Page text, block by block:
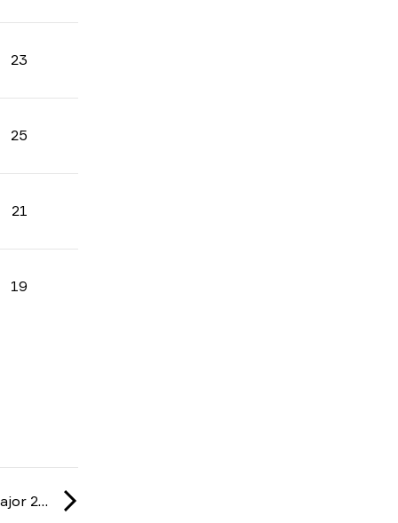
23
25
21
19
IEM: Cologne Major 2026